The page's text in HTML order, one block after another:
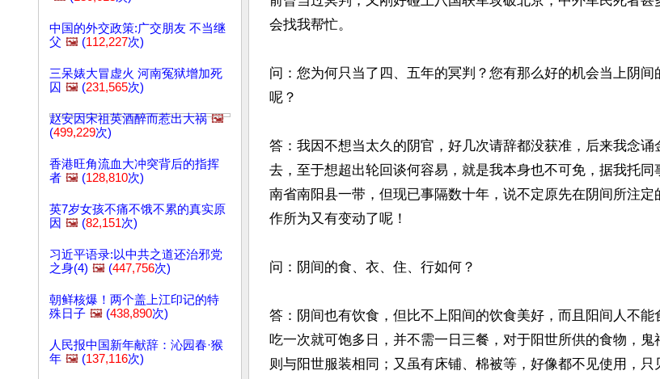
中国的外交政策:广交朋友 不当继
父 🖼️ (112,227次)
三呆婊大冒虚火 河南冤狱增加死
囚 🖼️ (231,565次)
赵安因宋祖英酒醉而惹出大祸 🖼️
(499,229次)
香港旺角流血大冲突背后的指挥
者 🖼️ (128,810次)
英7岁女孩不痛不饿不累的真实原
因 🖼️ (82,151次)
习近平语录:以中共之道还治邪党
之身(4) 🖼️ (447,756次)
朝鲜核爆！两个盖上江印记的特
殊日子 🖼️ (438,890次)
人民报中国新年献辞：沁园春·猴
年 🖼️ (137,116次)
会找我帮忙。
问：您为何只当了四、五年的冥判？您有那么好的机会当​​上阴间
呢？
答：我因不想当太久的阴官，好几次请辞都没获准，后来我念
去，至于想超出轮回谈何容易，就是我本身也不可免，据我托
南省南阳县一带，但现已事隔数十年，说不定原先在阴间所注
作所为又有变动了呢！
问：阴间的食、衣、住、行如何？
答：阴间也有饮食，但比不上阳间的饮食美好，而且阳间人不
吃一次就可饱多日，并不需一日三餐，对于阳世所供的食物，鬼
则与阳世服装相同；又虽有床铺、棉被等，好像都不见使用，